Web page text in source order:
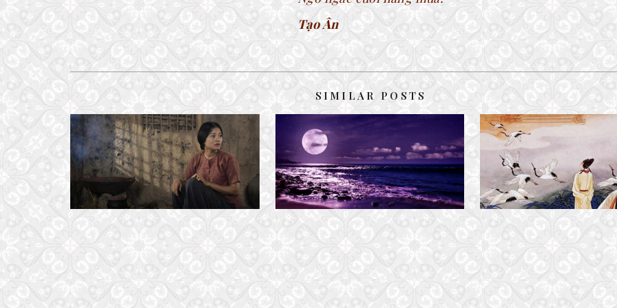
Tạo Ân
SIMILAR POSTS
CÔ BẠC
27 March, 2020
ĐÂU CÒN EM BÊN TÔI
16 March, 2019
BẢN DỊCH THƠ HOÀNG
6 January, 2023